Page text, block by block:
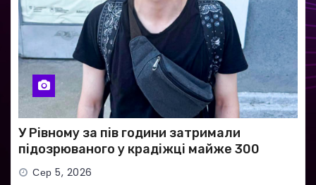
У Рівному за пів години затримали
підозрюваного у крадіжці майже 300
тисяч гривень
Сер 5, 2026